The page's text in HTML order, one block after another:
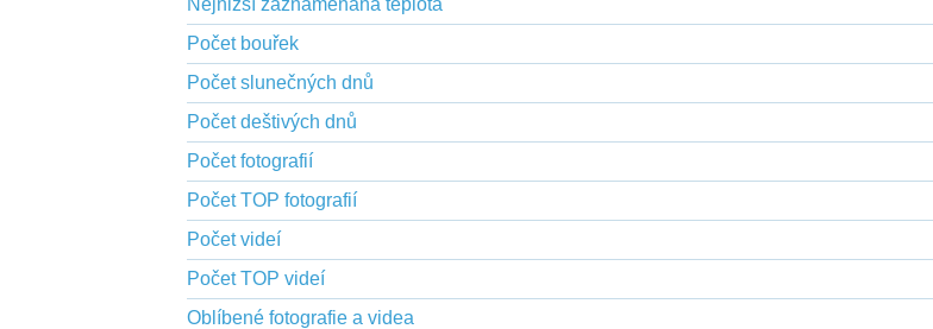
Počet bouřek
Počet slunečných dnů
Počet deštivých dnů
Počet fotografií
Počet TOP fotografií
Počet videí
Počet TOP videí
Oblíbené fotografie a videa